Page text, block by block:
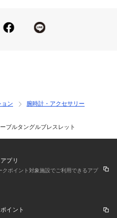
も色味が違って見える場合があ
リーの為、通常のお直しセンタ
。
だき、お近くの直営店へお持込
数ですが、ココシュニックのお
認お願い致します。
ョン
腕時計・アクセサリー
ブルタングルブレスレット
プリ
クポイント対象施設でご利用できるアプ
イント